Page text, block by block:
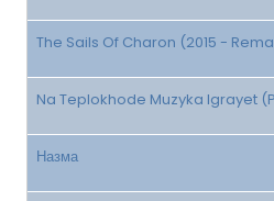
The Sails Of Charon (2015 -
Na Teplokhode Muzyka Igrayet
Назма